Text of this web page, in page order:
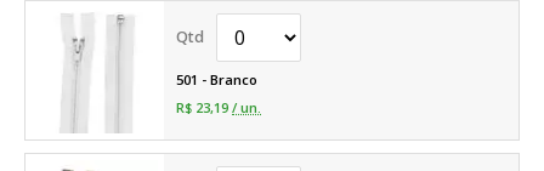
501 - Branco
R$ 23,19 / un.